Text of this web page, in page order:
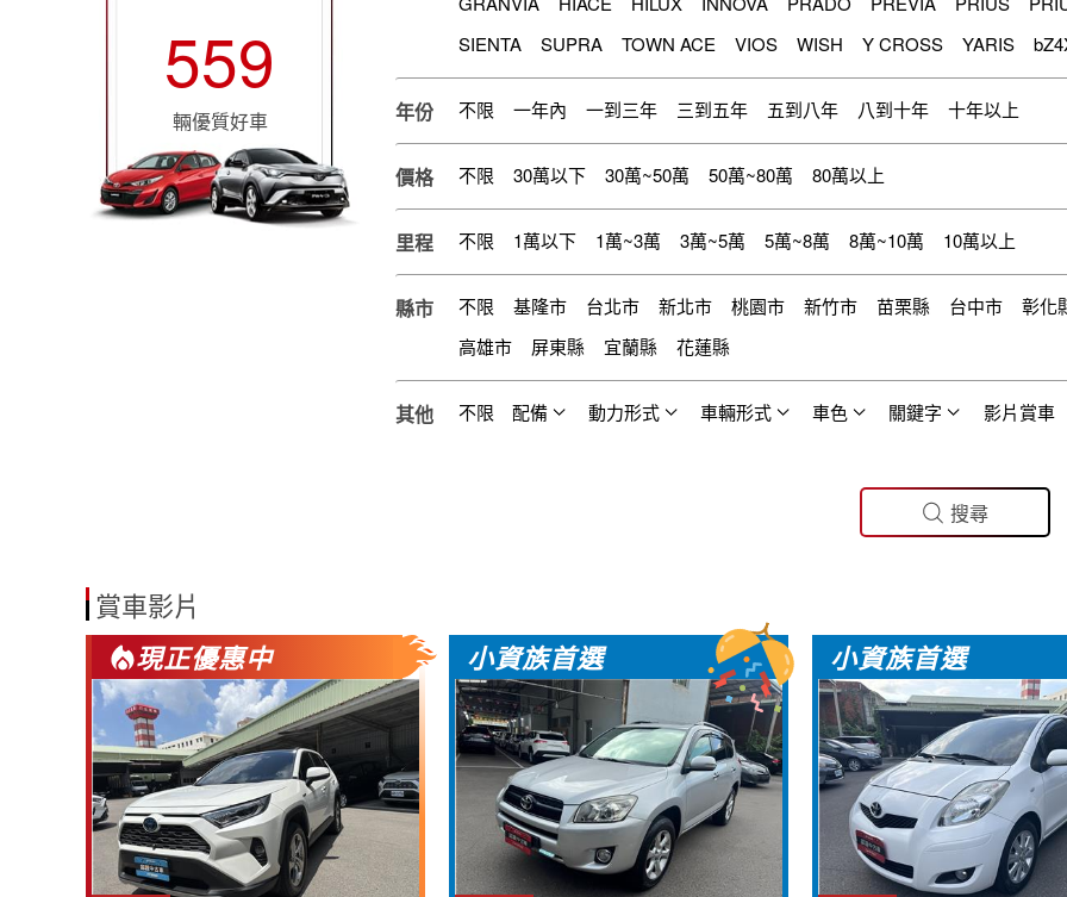
559
輛優質好車
SIENTA
SUPRA TOWN ACE VIOS WISH Y CROSS YARIS
年份 不限 一年內 一到三年 三到五年 五到八年 八到十年 十年以上
價格 不限 30萬以下 30萬~50萬 50萬~80萬 80萬以上
里程 不限 1萬以下 1萬~3萬 3萬~5萬 5萬~8萬 8萬~10萬 10萬以上
縣市 不限 基隆市 台北市 新北市 桃園市 新竹市 苗栗縣 台中市
彰化
高雄市
屏東縣 宜蘭縣 花蓮縣
其他 不限 配備 動力形式 車輛形式 車色 關鍵字 影片賞車
搜尋
賞車影片
現正優惠中 小資族首選 小資族首選